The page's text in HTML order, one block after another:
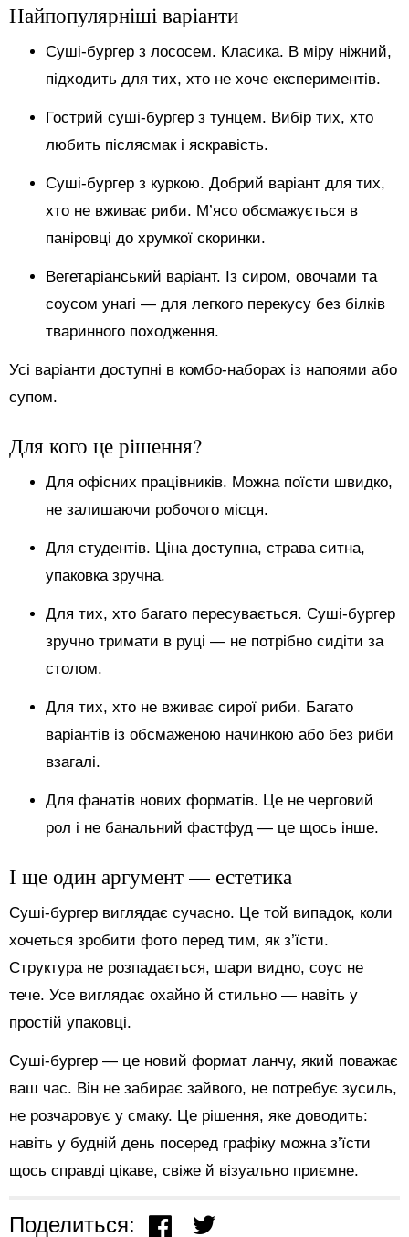
Найпопулярніші варіанти
Суші-бургер з лососем. Класика. В міру ніжний,
підходить для тих, хто не хоче експериментів.
Гострий суші-бургер з тунцем. Вибір тих, хто
любить післясмак і яскравість.
Суші-бургер з куркою. Добрий варіант для тих,
хто не вживає риби. М’ясо обсмажується в
паніровці до хрумкої скоринки.
Вегетаріанський варіант. Із сиром, овочами та
соусом унагі — для легкого перекусу без білків
тваринного походження.
Усі варіанти доступні в комбо-наборах із напоями або
супом.
Для кого це рішення?
Для офісних працівників. Можна поїсти швидко,
не залишаючи робочого місця.
Для студентів. Ціна доступна, страва ситна,
упаковка зручна.
Для тих, хто багато пересувається. Суші-бургер
зручно тримати в руці — не потрібно сидіти за
столом.
Для тих, хто не вживає сирої риби. Багато
варіантів із обсмаженою начинкою або без риби
взагалі.
Для фанатів нових форматів. Це не черговий
рол і не банальний фастфуд — це щось інше.
І ще один аргумент — естетика
Суші-бургер виглядає сучасно. Це той випадок, коли
хочеться зробити фото перед тим, як з’їсти.
Структура не розпадається, шари видно, соус не
тече. Усе виглядає охайно й стильно — навіть у
простій упаковці.
Суші-бургер — це новий формат ланчу, який поважає
ваш час. Він не забирає зайвого, не потребує зусиль,
не розчаровує у смаку. Це рішення, яке доводить:
навіть у будній день посеред графіку можна з’їсти
щось справді цікаве, свіже й візуально приємне.
Поделиться: